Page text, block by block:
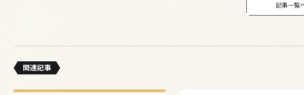
記事一覧
関連記事